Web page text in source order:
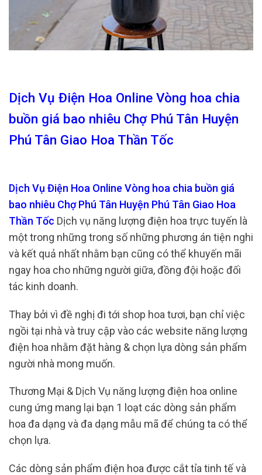
Dịch Vụ Điện Hoa Online Vòng hoa chia
buồn giá bao nhiêu Chợ Phú Tân Huyện
Phú Tân Giao Hoa Thần Tốc
Dịch Vụ Điện Hoa Online Vòng hoa chia buồn giá
bao nhiêu Chợ Phú Tân Huyện Phú Tân Giao Hoa
Thần Tốc Dịch vụ năng lượng điện hoa trực tuyến là
một trong những trong số những phương án tiện nghi
và kết quả nhất nhằm bạn cũng có thể khuyến mãi
ngay hoa cho những người giữa, đồng đội hoặc đối
tác kinh doanh.
Thay bởi vì đề nghị đi tới shop hoa tươi, bạn chỉ việc
ngồi tại nhà và truy cập vào các website năng lượng
điện hoa nhằm đặt hàng & chọn lựa dòng sản phẩm
người nhà mong muốn.
Thương Mại & Dịch Vụ năng lượng điện hoa online
cung ứng mang lại bạn 1 loạt các dòng sản phẩm
hoa đa dạng và đa dạng mẫu mã để chúng ta có thể
chọn lựa.
Các dòng sản phẩm điện hoa được cắt tỉa tinh tế và